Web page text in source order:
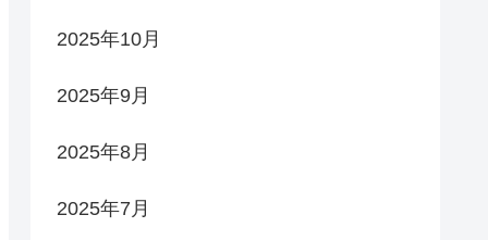
2025年10月
2025年9月
2025年8月
2025年7月